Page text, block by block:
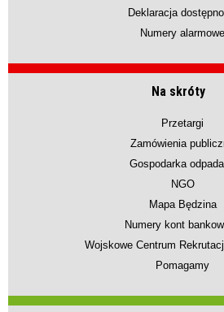
Deklaracja
Numery alarmowe
Na skróty
Przetargi
Zamówienia
Gospodarka
NGO
Mapa Będzina
Numery kont
Wojskowe Centrum
Pomagamy